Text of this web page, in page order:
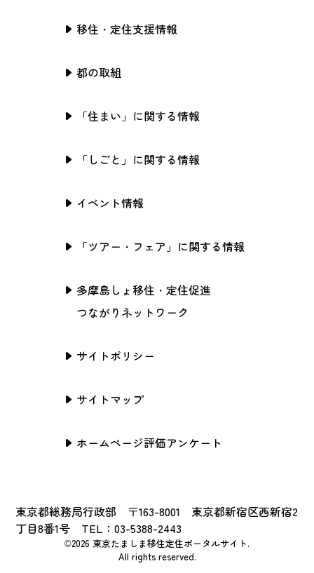
移住・定住支援情報
都の取組
「住まい」に関する情報
「しごと」に関する情報
イベント情報
「ツアー・フェア」に関する情報
多摩島しょ移住・定住促進
つながりネットワーク
サイトポリシー
サイトマップ
ホームページ評価アンケート
東京都総務局行政部 〒163-8001 東京都新宿区西新宿2
丁目8番1号 TEL：03-5388-2443
©2026 東京たましま移住定住ポータルサイト.
All rights reserved.